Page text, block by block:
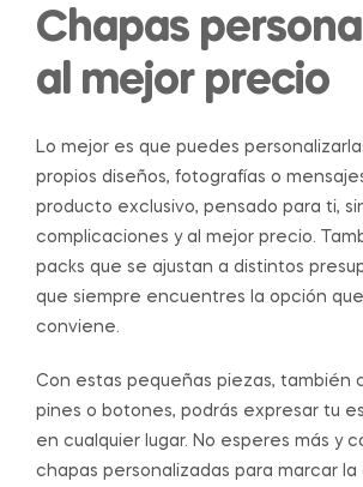
Chapas
al mejor precio
Lo mejor es que puedes
propios diseños, fotografías o
producto exclusivo, pensado para ti,
complicaciones y al mejor precio.
packs que se ajustan a distintos
que siempre encuentres la opción
conviene.
Con estas pequeñas piezas, también
pines o botones, podrás expresar tu
en cualquier lugar. No esperes más y
chapas personalizadas para marcar la